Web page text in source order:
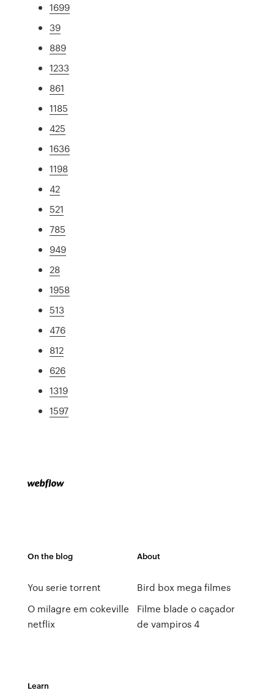
1699
39
889
1233
861
1185
425
1636
1198
42
521
785
949
28
1958
513
476
812
626
1319
1597
On the blog
You serie torrent
O milagre em cokeville
netflix
About
Bird box mega filmes
Filme blade o caçador
de vampiros 4
Learn